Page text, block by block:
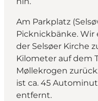
Am Parkplatz
Picknickbänke. Wir
der Selsøer Kirche
Kilometer auf dem
Møllekrogen
ist ca. 45
entfernt.